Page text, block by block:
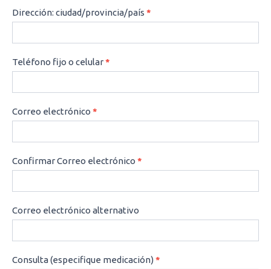
Dirección: ciudad/provincia/país *
Teléfono fijo o celular*
Correo electrónico *
Confirmar Correo electrónico *
Correo electrónico alternativo
Consulta (especifique medicación)*